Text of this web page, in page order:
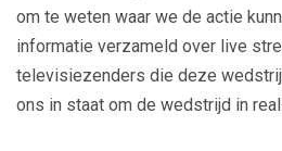
om te weten waar we de actie
informatie verzameld over live
televisiezenders die deze
ons in staat om de wedstrijd in